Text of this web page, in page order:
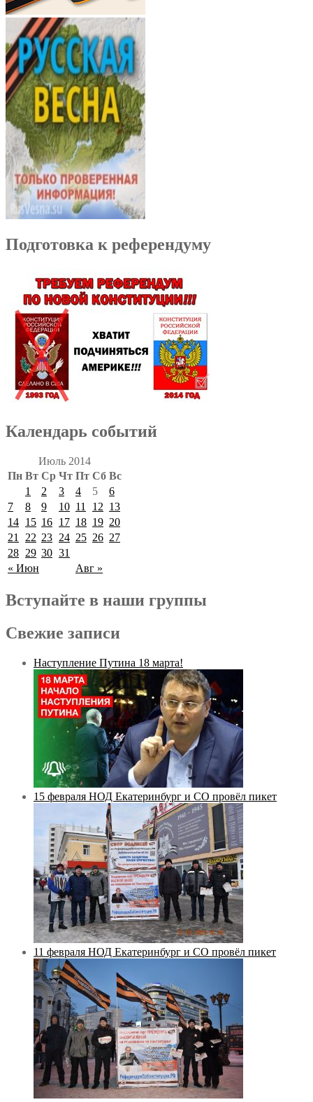
Подготовка к референдуму
Календарь событий
Июль 2014
Пн Вт Ср Чт Пт Сб Вс
« Июн Авг »
1 2 3 4 5
6
7
8 9 10 11 12 13
14 15 16 17 18 19 20
21
22 23 24 25 26 27
28 29 30 31
Вступайте в наши группы
Свежие записи
Наступление Путина 18 марта!
15 февраля НОД Екатеринбург и СО провёл пикет
11 февраля НОД Екатеринбург и СО провёл пикет